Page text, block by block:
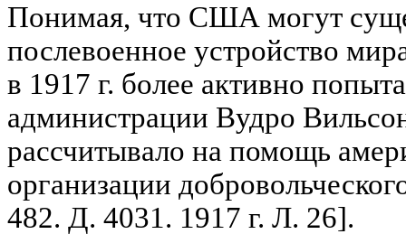
Понимая, что США могут
послевоенное устройство
в 1917 г. более активно
администрации Вудро
рассчитывало на помощь
организации
482. Д. 4031. 1917 г. Л. 26].